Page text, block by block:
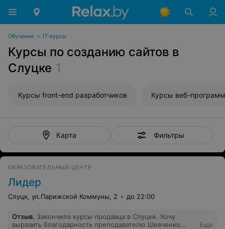
Обучение • IT-курсы
Курсы по созданию сайтов в
Слуцке 1
Курсы front-end разработчиков Курсы веб-
Карта Фильтры
ОБРАЗОВАТЕЛЬНЫЙ ЦЕНТР
Лидер
Слуцк, ул.Парижской Коммуны, 2 до 22:00
Отзыв. Закончила курсы продавца в Слуцке. Хочу
выразить благодарность преподавателю Шевченко
Еще